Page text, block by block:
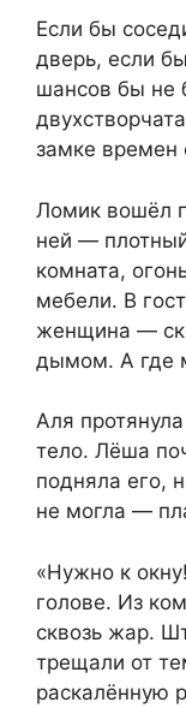
Если бы
дверь, если
шансов бы не
замке времен
Ломик вошёл
ней —
комната,
мебели. В
женщина —
дымом. А где
Аля
тело. Лёша
подняла его,
не могла —
«Нужно к
голове. Из
сквозь жар.
трещали от
раскалённую